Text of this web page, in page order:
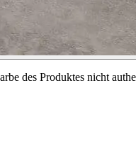
des Produktes nicht